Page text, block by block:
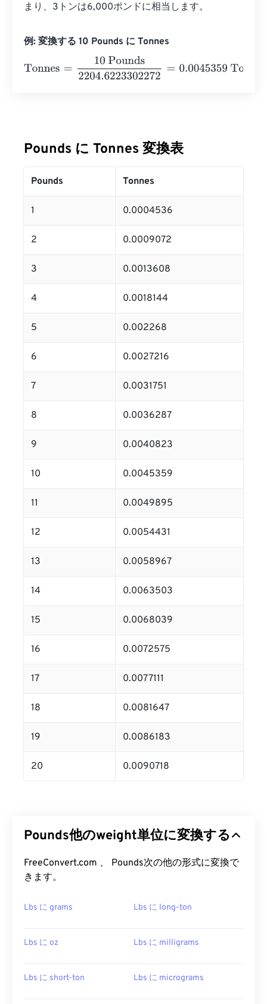
まり、3トンは6,000ポンドに相当します。
例: 変換する 10 Pounds に Tonnes
Tonnes
10 Pounds 2204.6223302272=0.0045359
Pounds に Tonnes 変換表
Pounds Tonnes
1 0.0004536
2 0.0009072
3 0.0013608
4 0.0018144
5 0.002268
6 0.0027216
7 0.0031751
8 0.0036287
9 0.0040823
10 0.0045359
11 0.0049895
12 0.0054431
13 0.0058967
14 0.0063503
15 0.0068039
16 0.0072575
17 0.0077111
18 0.0081647
19 0.0086183
20 0.0090718
Pounds他のweight単位に変換する
FreeConvert.com 、 Pounds次の他の形式に変換で
きます。
Lbs に grams Lbs に long-ton
Lbs に oz Lbs に milligrams
Lbs に short-ton Lbs に micrograms